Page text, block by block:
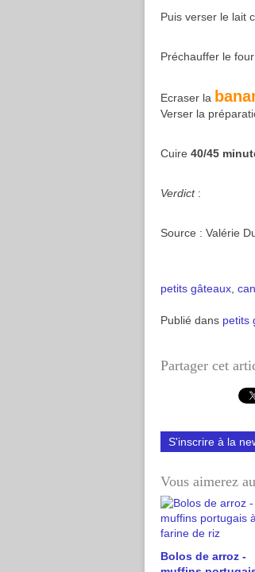
Puis verser le lait
Préchauffer le
Ecraser la
Verser la
Cuire 40/45
Verdict :
Source : Valérie
petits gâteaux
Publié dans petits
Partager cet
S'inscrire à la
Vous aimerez
Bolos de arroz -